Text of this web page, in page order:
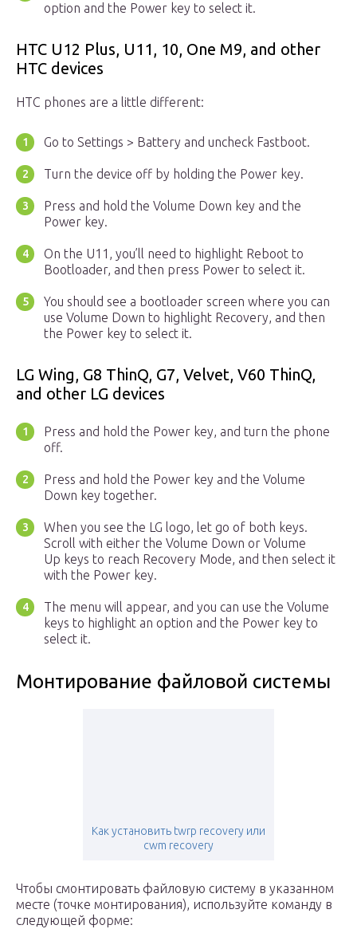
option and the Power key to select it.
HTC U12 Plus, U11, 10, One M9, and other
HTC devices
HTC phones are a little different:
Go to Settings > Battery and uncheck Fastboot.
Turn the device off by holding the Power key.
Press and hold the Volume Down key and the
Power key.
On the U11, you’ll need to highlight Reboot to
Bootloader, and then press Power to select it.
You should see a bootloader screen where you can
use Volume Down to highlight Recovery, and then
the Power key to select it.
LG Wing, G8 ThinQ, G7, Velvet, V60 ThinQ,
and other LG devices
Press and hold the Power key, and turn the phone
off.
Press and hold the Power key and the Volume
Down key together.
When you see the LG logo, let go of both keys.
Scroll with either the Volume Down or Volume
Up keys to reach Recovery Mode, and then select it
with the Power key.
The menu will appear, and you can use the Volume
keys to highlight an option and the Power key to
select it.
Монтирование файловой системы
Как установить twrp recovery или
cwm recovery
Чтобы смонтировать файловую систему в указанном
месте (точке монтирования), используйте команду в
следующей форме: